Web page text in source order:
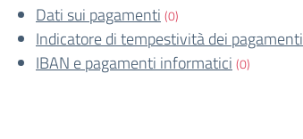
Dati sui pagamenti (0)
Indicatore di tempestività dei pagamenti
IBAN e pagamenti informatici (0)